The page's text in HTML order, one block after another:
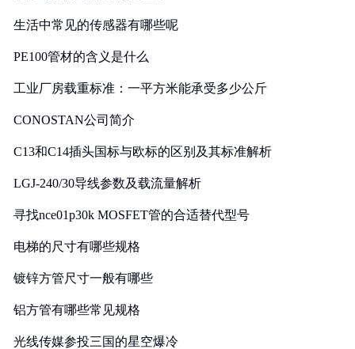
生活中常见的传感器有哪些呢
PE100管材的含义是什么
工业厂房载重标准：一平方米能承受多少公斤
CONOSTAN公司简介
C13和C14插头国标与欧标的区别及其标准解析
LGJ-240/30导线参数及载流量解析
寻找nce01p30k MOSFET管的合适替代型号
电梯的尺寸有哪些规格
镀锌方管尺寸一般有哪些
铝方管有哪些常见规格
光线传媒参投三国的星空爆冷